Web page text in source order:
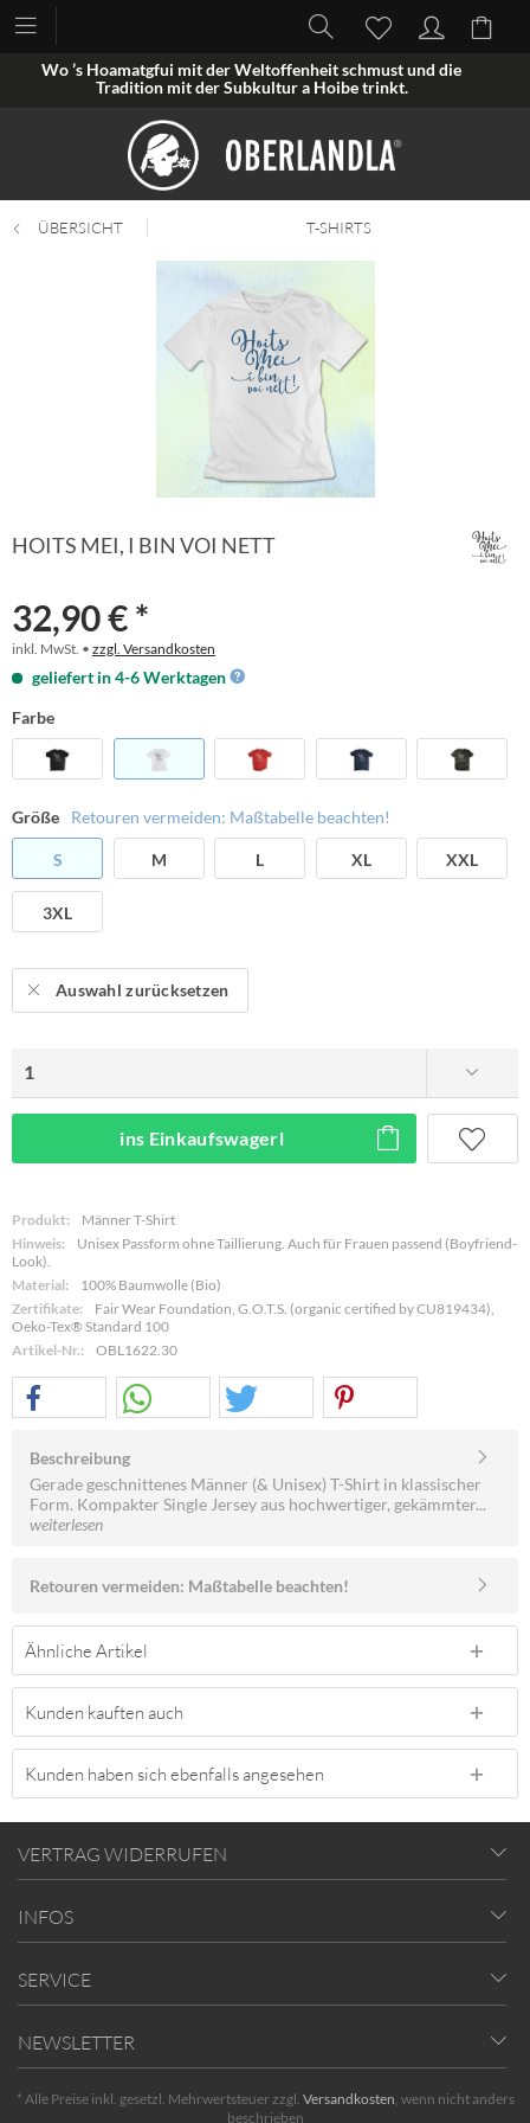
Wo ’s Hoamatgfui mit der Weltoffenheit schmust und die
Tradition mit der Subkultur a Hoibe trinkt.
ÜBERSICHT T-SHIRTS
HOITS MEI, I BIN VOI NETT
32,90 € *
inkl. MwSt. • zzgl. Versandkosten
geliefert in 4-6 Werktagen
Farbe
Größe Retouren vermeiden: Maßtabelle beachten!
S M L XL XXL
3XL
Auswahl zurücksetzen
ins Einkaufswagerl
Produkt:
Männer T-Shirt
Hinweis:
Unisex Passform ohne Taillierung. Auch für Frauen passend (Boyfriend-
Look).
Material:
100% Baumwolle (Bio)
Zertifikate:
Fair Wear Foundation, G.O.T.S. (organic certified by CU819434),
Oeko-Tex® Standard 100
Artikel-Nr.:
OBL1622.30
Beschreibung
Gerade geschnittenes Männer (& Unisex) T-Shirt in klassischer
Form. Kompakter Single Jersey aus hochwertiger, gekämmter...
weiterlesen
Retouren vermeiden: Maßtabelle beachten!
Ähnliche Artikel
Kunden kauften auch
Kunden haben sich ebenfalls angesehen
VERTRAG WIDERRUFEN
INFOS
SERVICE
NEWSLETTER
* Alle Preise inkl. gesetzl. Mehrwertsteuer zzgl. Versandkosten, wenn nicht anders
beschrieben